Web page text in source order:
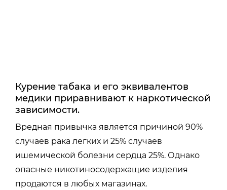
Курение табака и его эквивалентов
медики приравнивают к наркотической
зависимости.
Вредная привычка является причиной 90%
случаев рака легких и 25% случаев
ишемической болезни сердца 25%. Однако
опасные никотиносодержащие изделия
продаются в любых магазинах.